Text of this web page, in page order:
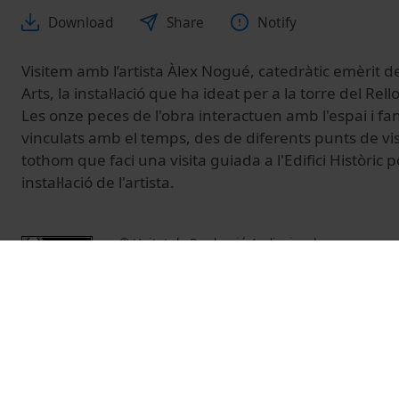
Download Share Notify
Visitem amb l’artista Àlex Nogué, catedràtic emèrit
Arts, la instal·lació que ha ideat per a la torre del
Les onze peces de l'obra interactuen amb l'espai i
vinculats amb el temps, des de diferents punts de
tothom que faci una visita guiada a l'Edifici Històric
instal·lació de l'artista.
© Unitat de Producció Audiovisual